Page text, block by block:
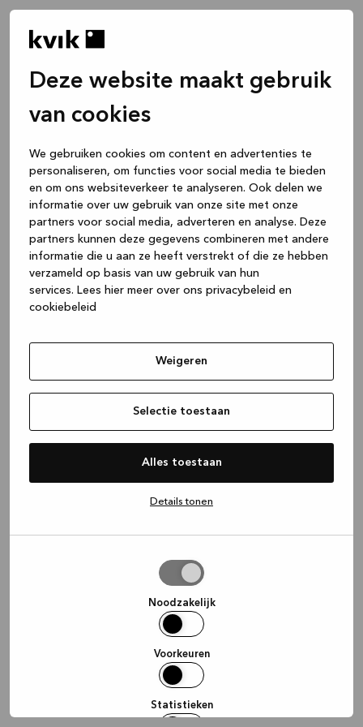
Deze website maakt gebruik
van cookies
We gebruiken cookies om content en advertenties te
personaliseren, om functies voor social media te bieden
en om ons websiteverkeer te analyseren. Ook delen we
informatie over uw gebruik van onze site met onze
partners voor social media, adverteren en analyse. Deze
partners kunnen deze gegevens combineren met andere
informatie die u aan ze heeft verstrekt of die ze hebben
verzameld op basis van uw gebruik van hun
services. Lees hier meer over ons privacybeleid en
cookiebeleid
Weigeren
Selectie toestaan
Alles toestaan
Details tonen
Noodzakelijk
Voorkeuren
Statistieken
(see the browser console for more
information).